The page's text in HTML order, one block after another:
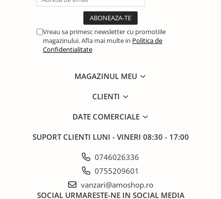
Vreau sa primesc newsletter cu promotiile
magazinului. Afla mai multe in Politica de
Confidentialitate
MAGAZINUL MEU
CLIENTI
DATE COMERCIALE
SUPORT CLIENTI LUNI - VINERI 08:30 - 17:00
0746026336
0755209601
vanzari@amoshop.ro
SOCIAL URMARESTE-NE IN SOCIAL MEDIA